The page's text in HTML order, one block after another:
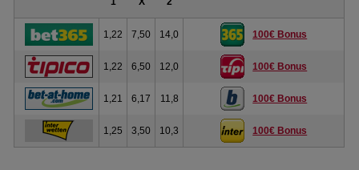
1,22 7,50 14,0 100€ Bonus
1,22 6,50 12,0 100€ Bonus
1,21 6,17 11,8 100€ Bonus
1,25 3,50 10,3 100€ Bonus